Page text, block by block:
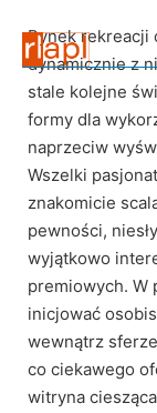
Rynek rekreacji
dynamicznie z
stale kolejne
formy dla
naprzeciw
Wszelki
znakomicie
pewności,
wyjątkowo
premiowych. W
inicjować
wewnątrz
co ciekawego
witryna